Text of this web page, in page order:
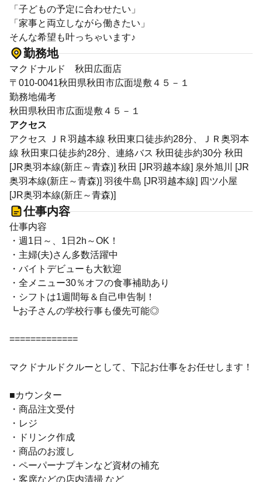
「子どもの予定に合わせたい」
「家事と両立しながら働きたい」
そんな希望も叶っちゃいます♪
勤務地
マクドナルド 秋田広面店
〒010-0041秋田県秋田市広面堤敷４５－１
勤務地備考
秋田県秋田市広面堤敷４５－１
アクセス
アクセス ＪＲ羽越本線 秋田東口徒歩約28分、ＪＲ奥羽本
線 秋田東口徒歩約28分、連絡バス 秋田徒歩約30分 秋田
[JR奥羽本線(新庄～青森)] 秋田 [JR羽越本線] 泉外旭川 [JR
奥羽本線(新庄～青森)] 羽後牛島 [JR羽越本線] 四ツ小屋
[JR奥羽本線(新庄～青森)]
仕事内容
仕事内容
・週1日～、1日2h～OK！
・主婦(夫)さん多数活躍中
・バイトデビューも大歓迎
・全メニュー30％オフの食事補助あり
・シフトは1週間毎＆自己申告制！
┗お子さんの学校行事も優先可能◎
=============
マクドナルドクルーとして、下記お仕事をお任せします！
■カウンター
・商品注文受付
・レジ
・ドリンク作成
・商品のお渡し
・ペーパーナプキンなど資材の補充
・客席などの店内清掃 など